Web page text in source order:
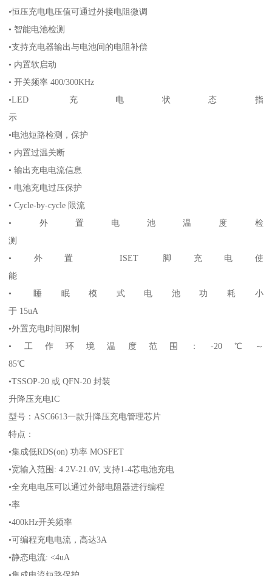
•恒压充电电压值可通过外接电阻微调
• 智能电池检测
•支持充电器输出与电池间的电阻补偿
• 内置软启动
• 开关频率 400/300KHz
•LED 充电状态指
示
•电池短路检测，保护
• 内置过温关断
• 输出充电电流信息
• 电池充电过压保护
• Cycle-by-cycle 限流
•外置电池温度检
测
•外置 ISET 脚充电使
能
• 睡眠模式电池功耗小
于 15uA
•外置充电时间限制
•工作环境温度范围：-20℃～
85℃
•TSSOP-20 或 QFN-20 封装
升降压充电IC
型号：ASC6613一款升降压充电管理芯片
特点：
•集成低RDS(on) 功率 MOSFET
•宽输入范围: 4.2V-21.0V, 支持1-4芯电池充电
•全充电电压可以通过外部电阻器进行编程
•率
•400kHz开关频率
•可编程充电电流，高达3A
•静态电流: <4uA